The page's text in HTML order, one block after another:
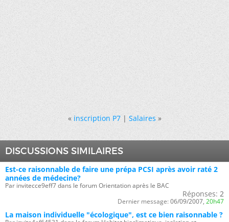
« inscription P7|Salaires »
DISCUSSIONS SIMILAIRES
Est-ce raisonnable de faire une prépa PCSI après avoir raté 2
années de médecine?
Par invitecce9eff7 dans le forum Orientation après le BAC
Réponses: 2
Dernier message: 06/09/2007, 20h47
La maison individuelle "écologique", est ce bien raisonnable ?